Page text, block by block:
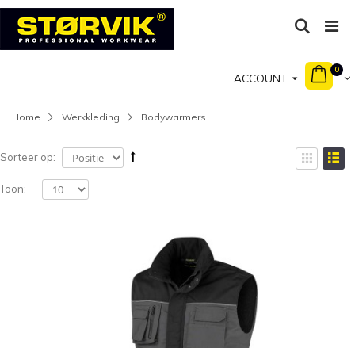
ACCOUNT
0
Home Werkkleding Bodywarmers
Sorteer op:
Toon: